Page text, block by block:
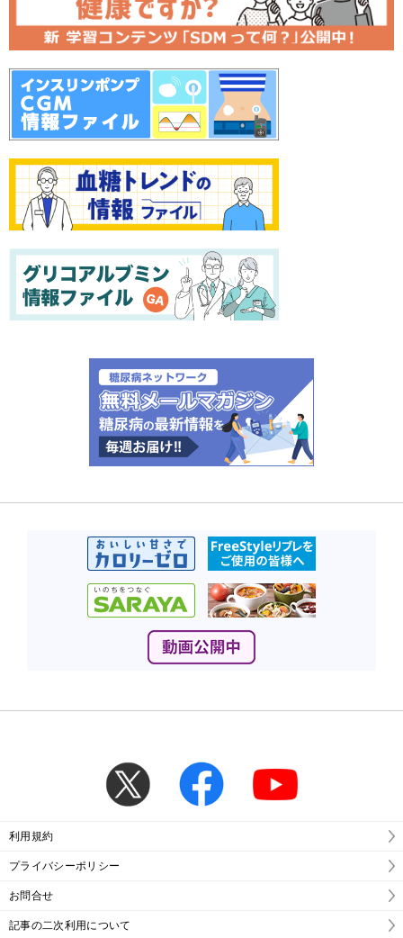
利用規約
プライバシーポリシー
お問合せ
記事の二次利用について